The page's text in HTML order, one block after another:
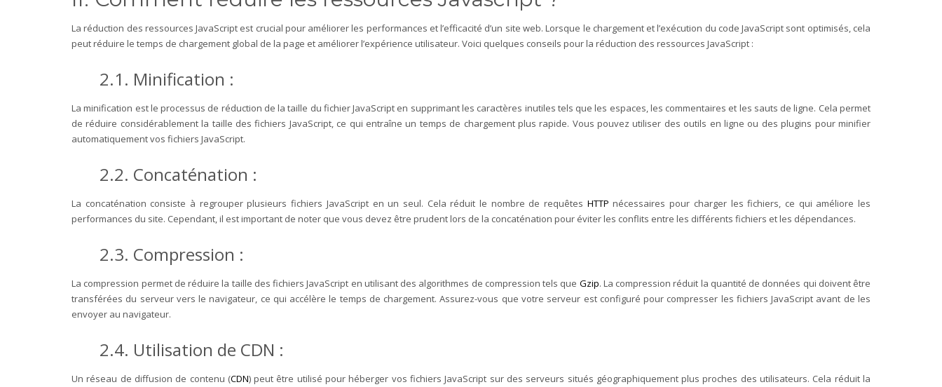
La réduction des ressources JavaScript est crucial pour améliorer les performances et l’efficacité d’un site web. Lorsque le chargement et l’exécution du code JavaScript sont optimisés, cela
peut réduire le temps de chargement global de la page et améliorer l’expérience utilisateur. Voici quelques conseils pour la réduction des ressources JavaScript :
2.1. Minification :
La minification est le processus de réduction de la taille du fichier JavaScript en supprimant les caractères inutiles tels que les espaces, les commentaires et les sauts de ligne. Cela permet
de réduire considérablement la taille des fichiers JavaScript, ce qui entraîne un temps de chargement plus rapide. Vous pouvez utiliser des outils en ligne ou des plugins pour minifier
automatiquement vos fichiers JavaScript.
2.2. Concaténation :
La concaténation consiste à regrouper plusieurs fichiers JavaScript en un seul. Cela réduit le nombre de requêtes HTTPnécessaires pour charger les fichiers, ce qui améliore les
performances du site. Cependant, il est important de noter que vous devez être prudent lors de la concaténation pour éviter les conflits entre les différents fichiers et les dépendances.
2.3. Compression :
La compression permet de réduire la taille des fichiers JavaScript en utilisant des algorithmes de compression tels que Gzip. La compression réduit la quantité de données qui doivent être
transférées du serveur vers le navigateur, ce qui accélère le temps de chargement. Assurez-vous que votre serveur est configuré pour compresser les fichiers JavaScript avant de les
envoyer au navigateur.
2.4. Utilisation de CDN :
Un réseau de diffusion de contenu (CDN) peut être utilisé pour héberger vos fichiers JavaScript sur des serveurs situés géographiquement plus proches des utilisateurs. Cela réduit la